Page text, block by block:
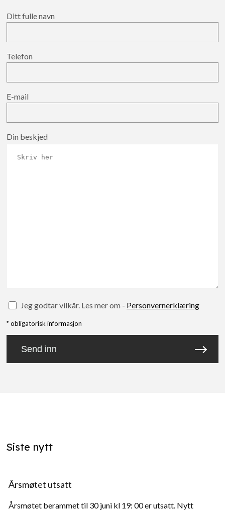
Ditt fulle navn
Telefon
E-mail
Din beskjed
Jeg godtar vilkår. Les mer om - Personvernerklæring
* obligatorisk informasjon
Send inn
Siste nytt
Årsmøtet utsatt
Årsmøtet berammet til 30 juni kl 19: 00 er utsatt. Nytt